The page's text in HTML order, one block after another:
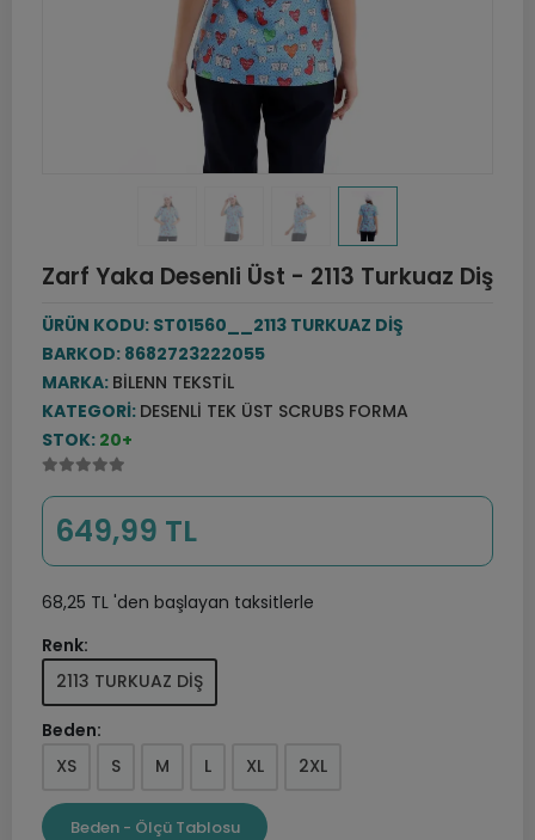
Zarf Yaka Desenli Üst - 2113 Turkuaz Diş
ÜRÜN KODU: ST01560__2113 TURKUAZ DİŞ
BARKOD: 8682723222055
MARKA: BILENN TEKSTIL
KATEGORI: DESENLI TEK ÜST SCRUBS FORMA
STOK: 20+
649,99 TL
68,25 TL 'den başlayan taksitlerle
Renk:
2113 TURKUAZ DİŞ
Beden:
XS
S M L XL 2XL
Beden - Ölçü Tablosu